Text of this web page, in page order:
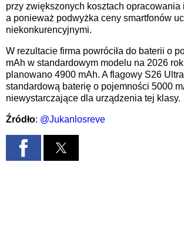
przy zwiększonych kosztach opracowania
a ponieważ podwyżka ceny smartfonów
niekonkurencyjnymi.
W rezultacie firma powróciła do baterii o
mAh w standardowym modelu na 2026
planowano 4900 mAh. A flagowy S26
standardową baterię o pojemności 5000
niewystarczające dla urządzenia tej klasy.
Źródło: @Jukanlosreve